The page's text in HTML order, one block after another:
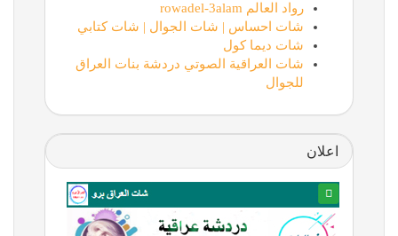
رواد العالم rowadel-3alam
شات احساس | شات الجوال | شات كتابي
شات ديما كول
شات العراقية الصوتي دردشة بنات العراق
للجوال
اعلان